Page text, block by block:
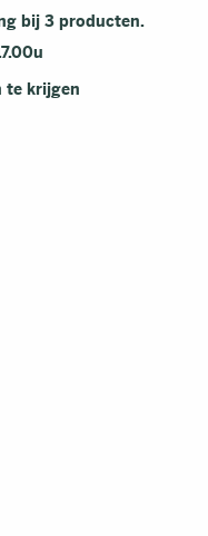
bij 3 producten.
te krijgen